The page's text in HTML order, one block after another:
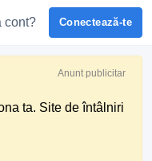
cont? Conectează-te
Anunt publicitar
ta. Site de întâlniri